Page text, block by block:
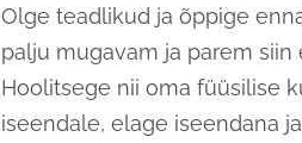
Olge teadlikud ja õppige
palju mugavam ja parem siin
Hoolitsege nii oma füüsilise
iseendale, elage iseendana